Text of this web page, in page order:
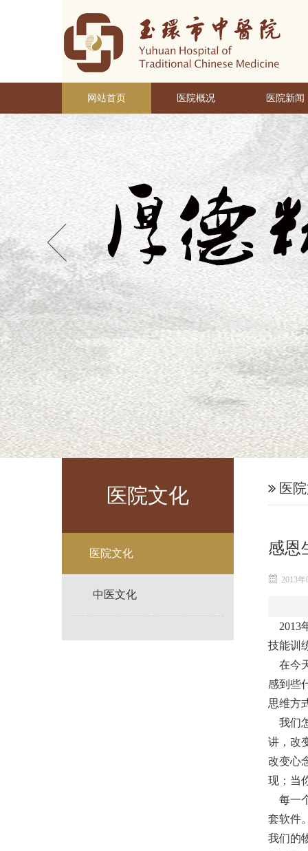
网站首页 医院概况 医院新闻
医院文化
医院文化
中医文化
医
感恩
2013
2013
技能训
在今
感到些
思维方
我们
讲，改
改变心
现；当
每一
套软件
我们的